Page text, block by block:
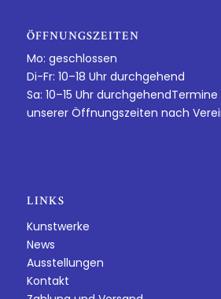
ÖFFNUNGSZEITEN
Mo: geschlossen
Di-Fr: 10–18 Uhr durchgehend
Sa: 10–15 Uhr
unserer Öffnungszeiten nach
LINKS
Kunstwerke
News
Ausstellungen
Kontakt